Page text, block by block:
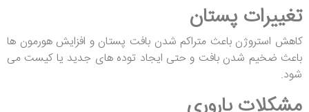
تغییرات پستان
کاهش استروژن باعث متراکم شدن بافت پستان و افزایش هورمون ها
باعث ضخیم شدن بافت و حتی ایجاد توده های جدید یا کیست می
شود.